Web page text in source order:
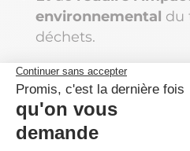
environnemental du
déchets.
Une
de l’innovation
Cette réalisation illustre